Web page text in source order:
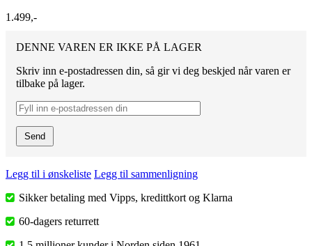
1.499,-
DENNE VAREN ER IKKE PÅ LAGER
Skriv inn e-postadressen din, så gir vi deg beskjed når varen er
tilbake på lager.
Send
Legg til i ønskeliste Legg til sammenligning
Sikker betaling med Vipps, kredittkort og Klarna
60-dagers returrett